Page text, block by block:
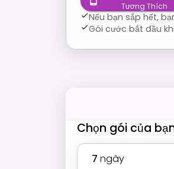
Tương Thích
Nếu bạn sắp hết,
Gói cước bắt đầu
Chọn gói của
7 ngày